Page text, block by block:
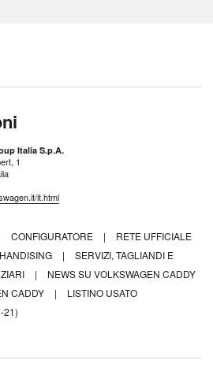
Italia S.p.A.
1
it.html
CONFIGURATORE |
RETE UFFICIALE
|
SERVIZI, TAGLIANDI E
|
NEWS SU VOLKSWAGEN CADDY
CADDY |
LISTINO USATO
21)